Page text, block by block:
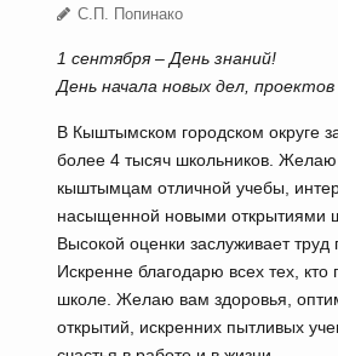
С.П. Попинако
1 сентября – День знаний!
День начала новых дел, проектов
В Кыштымском городском округе
более 4 тысяч школьников.
кыштымцам отличной учебы,
насыщенной новыми открытиями
Высокой оценки заслуживает труд
Искренне благодарю всех тех, кто
школе. Желаю вам здоровья,
открытий, искренних пытливых